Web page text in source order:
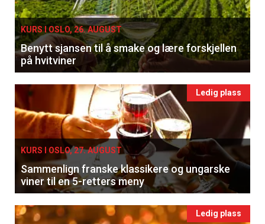
KURS I OSLO, 26. AUGUST
Benytt sjansen til å smake og lære forskjellen
på hvitviner
Ledig plass
KURS I OSLO, 27. AUGUST
Sammenlign franske klassikere og ungarske
viner til en 5-retters meny
Ledig plass